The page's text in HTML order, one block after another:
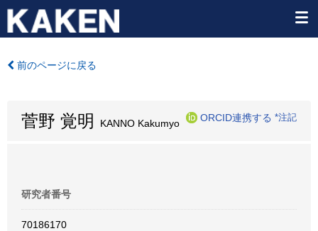
前のページに戻る
菅野 覚明 KANNO Kakumyo
ORCID連携する *注記
研究者番号
70186170